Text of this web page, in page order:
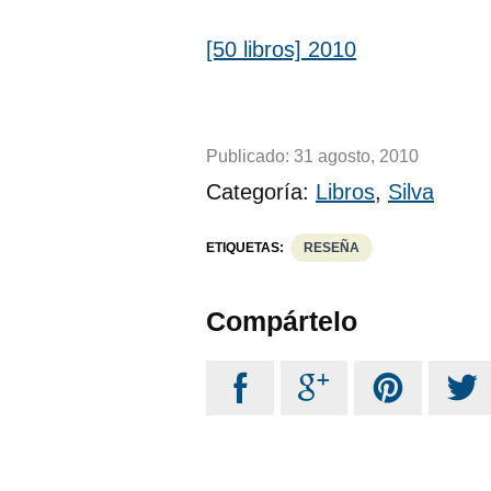
[50 libros] 2010
Publicado: 31 agosto, 2010
Categoría: Libros, Silva
ETIQUETAS: RESEÑA
Compártelo
   